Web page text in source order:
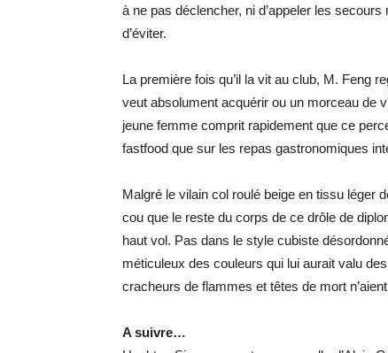
à ne pas déclencher, ni d’appeler les
d’éviter.
La première fois qu’il la vit au club, M. Feng
veut absolument acquérir ou un morceau de
jeune femme comprit rapidement que ce
fastfood que sur les repas gastronomiques
Malgré le vilain col roulé beige en tissu léger
cou que le reste du corps de ce drôle de
haut vol. Pas dans le style cubiste
méticuleux des couleurs qui lui aurait valu
cracheurs de flammes et têtes de mort
A suivre…